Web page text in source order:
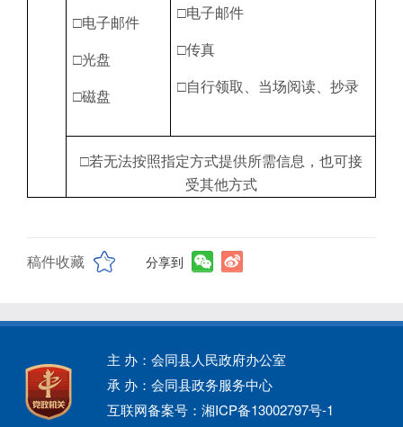
□电子邮件
□光盘
□磁盘
□电子邮件
□传真
□自行领取、当场阅读、抄录
□若无法按照指定方式提供所需信息，也可接
受其他方式
稿件收藏 分享到
主 办：会同县人民政府办公室
承 办：会同县政务服务中心
互联网备案号：湘ICP备13002797号-1